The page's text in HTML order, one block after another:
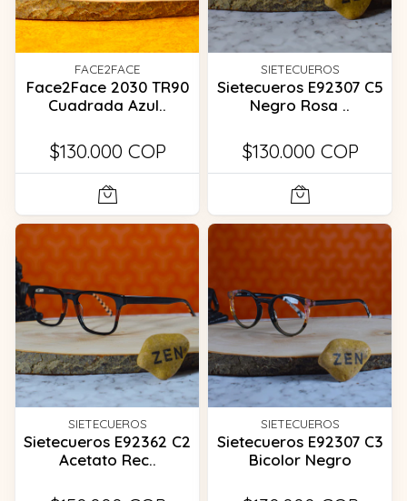
FACE2FACE
Face2Face 2030 TR90
Cuadrada Azul..
$130.000 COP
SIETECUEROS
Sietecueros E92307 C5
Negro Rosa ..
$130.000 COP
SIETECUEROS
Sietecueros E92362 C2
Acetato Rec..
SIETECUEROS
Sietecueros E92307 C3
Bicolor Negro